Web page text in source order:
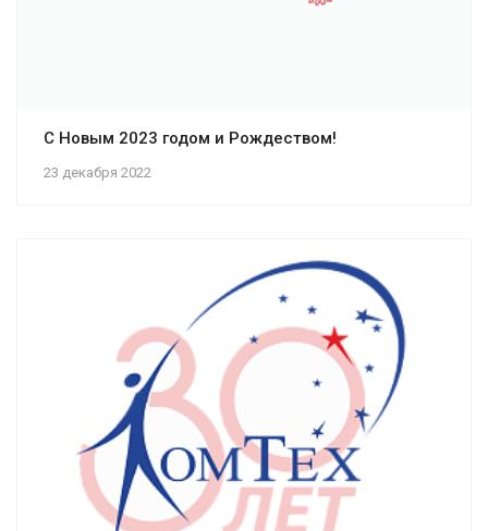
23 декабря 2022
С Новым 2023 годом и Рождеством!